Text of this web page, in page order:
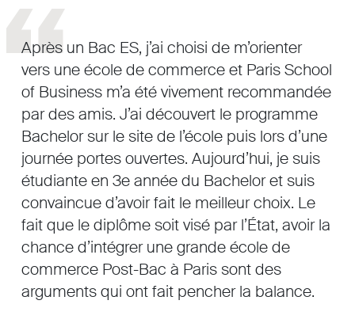
Après un Bac ES, j’ai choisi de m’orienter
vers une école de commerce et Paris School
of Business m’a été vivement recommandée
par des amis. J’ai découvert le programme
Bachelor sur le site de l’école puis lors d’une
journée portes ouvertes. Aujourd’hui, je suis
étudiante en 3e année du Bachelor et suis
convaincue d’avoir fait le meilleur choix. Le
fait que le diplôme soit visé par l’État, avoir la
chance d’intégrer une grande école de
commerce Post-Bac à Paris sont des
arguments qui ont fait pencher la balance.